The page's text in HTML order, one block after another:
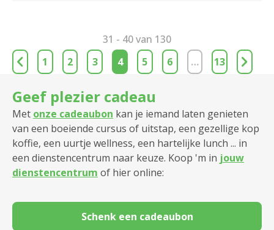
31 - 40 van 130
1
2 3 4 5 6 … 13
Geef plezier cadeau
Met onze cadeaubon kan je iemand laten genieten
van een boeiende cursus of uitstap, een gezellige kop
koffie, een uurtje wellness, een hartelijke lunch ... in
een dienstencentrum naar keuze. Koop 'm in jouw
dienstencentrum of hier online:
Schenk een cadeaubon